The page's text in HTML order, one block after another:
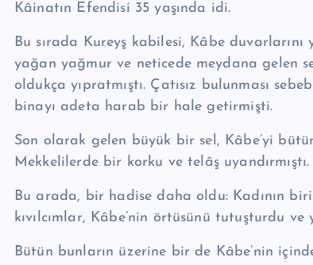
Kâinatın Efendisi 35 yaşında idi.
Bu sırada Ku­reyş kabilesi, Kâbe
yağan yağmur ve neticede meydana gelen
oldukça yıpratmıştı. Çatısız bu­lunması
binayı adeta harab bir hale getirmişti.
Son olarak gelen büyük bir sel, Kâbe’yi
Mekkelilerde bir korku ve telâş uyandırmıştı.
Bu arada, bir hadise daha oldu: Kadının
kıvılcımlar, Kâbe’nin örtüsünü tutuşturdu ve
Bütün bunların üzerine bir de Kâbe’nin